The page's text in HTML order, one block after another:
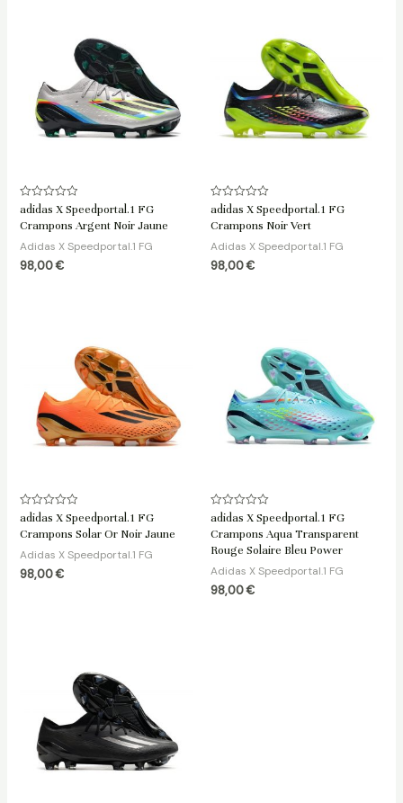
Note
sur
adidas X Speedportal.1 FG
Crampons Argent Noir Jaune
Adidas X Speedportal.1 FG
98,00€
Note
sur
adidas X Speedportal.1 FG
Crampons Noir Vert
Adidas X Speedportal.1 FG
98,00€
Note
sur
adidas X Speedportal.1 FG
Crampons Solar Or Noir Jaune
Adidas X Speedportal.1 FG
98,00€
Note
sur
5
adidas X Speedportal.1 FG
Crampons Aqua Transparent
Rouge Solaire Bleu Power
Adidas X Speedportal.1 FG
98,00€